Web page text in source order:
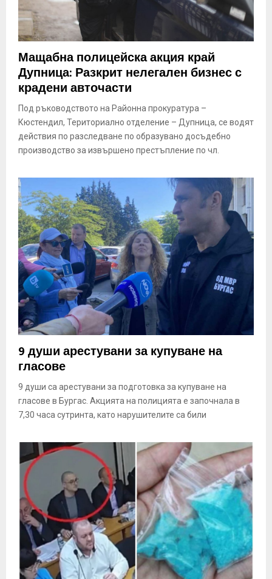
Мащабна полицейска акция край
Дупница: Разкрит нелегален бизнес с
крадени авточасти
Под ръководството на Районна прокуратура –
Кюстендил, Териториално отделение – Дупница, се водят
действия по разследване по образувано досъдебно
производство за извършено престъпление по чл.
9 души арестувани за купуване на
гласове
9 души са арестувани за подготовка за купуване на
гласове в Бургас. Акцията на полицията е започнала в
7,30 часа сутринта, като нарушителите са били